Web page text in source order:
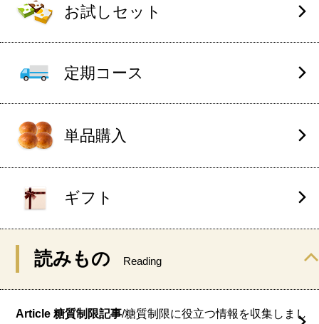
お試しセット
定期コース
単品購入
ギフト
読みもの Reading
Article 糖質制限記事/糖質制限に役立つ情報を収集しまし